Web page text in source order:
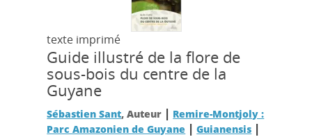
texte imprimé
Guide illustré de la flore de
sous-bois du centre de la
Guyane
Sébastien Sant, Auteur | Remire-Montjoly :
Parc Amazonien de Guyane |Guianensis |